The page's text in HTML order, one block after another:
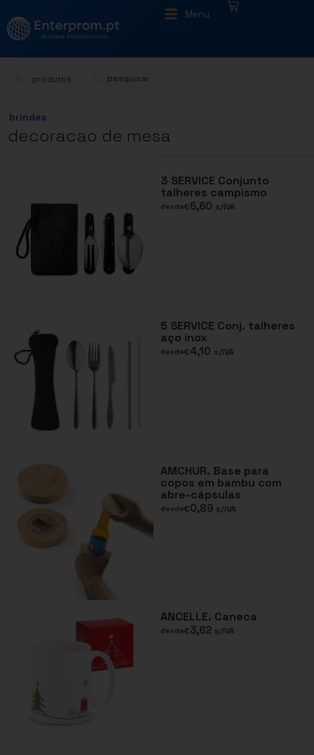
Menu
produtos
brindes
decoracao de mesa
3 SERVICE Conjunto
talheres campismo
desde€6,60 s/IVA
5 SERVICE Conj. talheres
aço inox
desde€4,10 s/IVA
AMCHUR. Base para
copos em bambu com
abre-cápsulas
desde€0,89 s/IVA
ANCELLE. Caneca
desde€3,62 s/IVA